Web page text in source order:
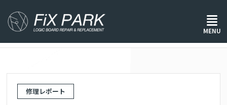
MENU
ホーム/ 修理レポート/
修理レポート